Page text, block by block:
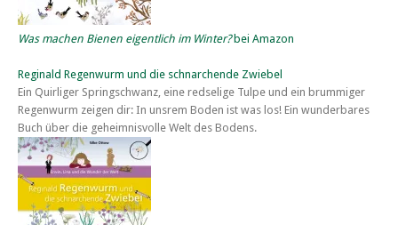
Was machen Bienen eigentlich im Winter?bei Amazon
Reginald Regenwurm und die schnarchende Zwiebel
Ein Quirliger Springschwanz, eine redselige Tulpe und ein brummiger
Regenwurm zeigen dir: In unsrem Boden ist was los! Ein wunderbares
Buch über die geheimnisvolle Welt des Bodens.